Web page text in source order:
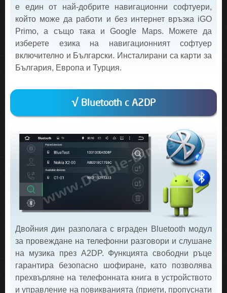
е един от най-добрите навигационни софтуери,
който може да работи и без интернет връзка iGO
Primo, а също така и Google Maps. Можете да
изберете езика на навигационният софтуер
включително и Български. Инсталирани са карти за
България, Европа и Турция.
√ Bluetooth с A2DP
Двойния дин разполага с вграден Bluetooth модул
за провеждане на телефонни разговори и слушане
на музика през A2DP. Функцията свободни ръце
гарантира безопасно шофиране, като позволява
прехвърляне на телефонната книга в устройството
и управление на повикванията (приети, пропуснати